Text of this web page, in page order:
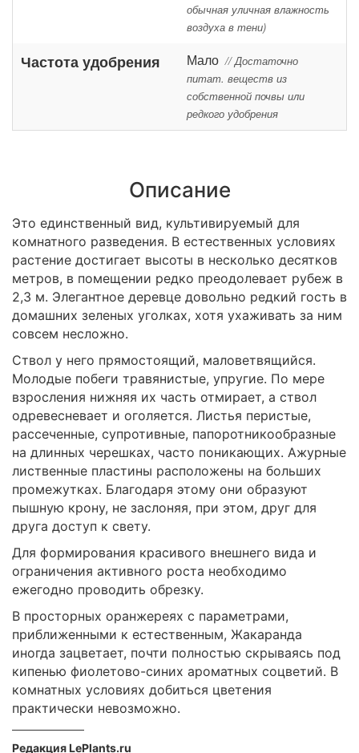
обычная уличная влажность
воздуха в тени)
Частота удобрения Мало // Достаточно
питат. веществ из
собственной почвы или
редкого удобрения
Описание
Это единственный вид, культивируемый для
комнатного разведения. В естественных условиях
растение достигает высоты в несколько десятков
метров, в помещении редко преодолевает рубеж в
2,3 м. Элегантное деревце довольно редкий гость в
домашних зеленых уголках, хотя ухаживать за ним
совсем несложно.
Ствол у него прямостоящий, маловетвящийся.
Молодые побеги травянистые, упругие. По мере
взросления нижняя их часть отмирает, а ствол
одревесневает и оголяется. Листья перистые,
рассеченные, супротивные, папоротникообразные
на длинных черешках, часто поникающих. Ажурные
лиственные пластины расположены на больших
промежутках. Благодаря этому они образуют
пышную крону, не заслоняя, при этом, друг для
друга доступ к свету.
Для формирования красивого внешнего вида и
ограничения активного роста необходимо
ежегодно проводить обрезку.
В просторных оранжереях с параметрами,
приближенными к естественным, Жакаранда
иногда зацветает, почти полностью скрываясь под
кипенью фиолетово-синих ароматных соцветий. В
комнатных условиях добиться цветения
практически невозможно.
Редакция LePlants.ru